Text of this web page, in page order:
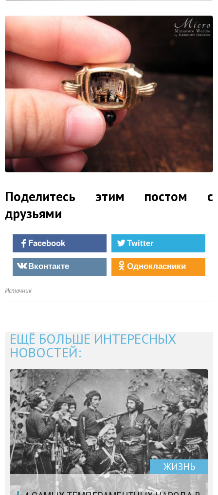
Поделитесь этим постом с
друзьями
Facebook
Twitter
Вконтакте
Однокласники
Источник
ЕЩЁ БОЛЬШЕ ИНТЕРЕСНЫХ
НОВОСТЕЙ:
ЖИЗНЬ